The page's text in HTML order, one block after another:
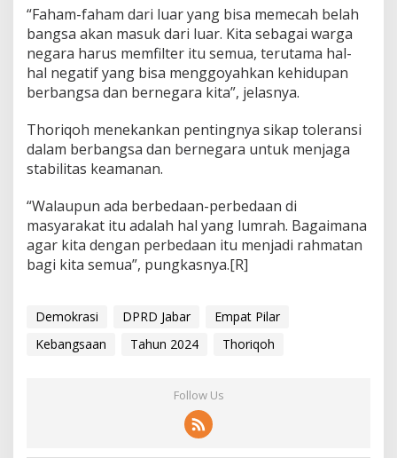
t
a
D
e
m
o
a
s
i
a
h
u
n
2
4
“Faham-faham dari luar yang bisa memecah belah
bangsa akan masuk dari luar. Kita sebagai warga
negara harus memfilter itu semua, terutama hal-
hal negatif yang bisa menggoyahkan kehidupan
berbangsa dan bernegara kita”, jelasnya.
Thoriqoh menekankan pentingnya sikap toleransi
dalam berbangsa dan bernegara untuk menjaga
stabilitas keamanan.
“Walaupun ada berbedaan-perbedaan di
masyarakat itu adalah hal yang lumrah. Bagaimana
agar kita dengan perbedaan itu menjadi rahmatan
bagi kita semua”, pungkasnya.[R]
Demokrasi DPRD Jabar
Empat Pilar
Kebangsaan
Tahun 2024 Thoriqoh
Follow Us